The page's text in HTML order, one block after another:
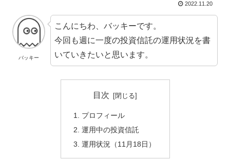
2022.11.20
バッキー
こんにちわ、バッキーです。
今回も週に一度の投資信託の運用状況を書
いていきたいと思います。
目次
プロフィール
運用中の投資信託
運用状況（11月18日）